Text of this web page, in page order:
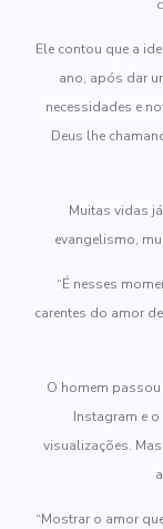
Ele contou que a
ano, após dar
necessidades e
Deus lhe
Muitas vidas
evangelismo,
“É nesses
carentes do amor
O homem
Instagram e
visualizações.
“Mostrar o amor